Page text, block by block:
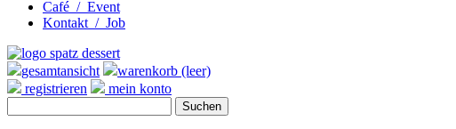
Café / Event
Kontakt / Job
gesamtansicht
warenkorb (leer)
registrieren
mein konto